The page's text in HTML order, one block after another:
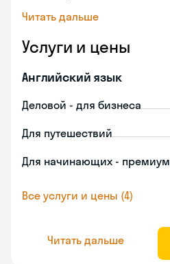
Читать дальше
Услуги и цены
Английский язык
Деловой - для бизнеса
Для путешествий
Для начинающих - премиум
Все услуги и цены (4)
Читать дальше